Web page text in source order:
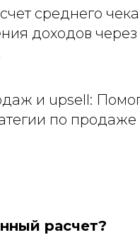
среднего
доходов
и upsell:
по
расчет?